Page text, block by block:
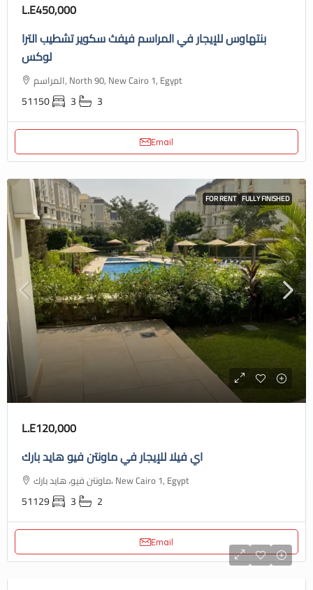
L.E450,000
بنتهاوس للإيجار في المراسم فيفث سكوير تشطيب الترا
لوكس
المراسم, North 90, New Cairo 1, Egypt
51150 3 3
Email
FOR RENT FULLY FINISHED
L.E120,000
اي فيلا للإيجار في ماونتن فيو هايد بارك
ماونتن فيو، هايد بارك، New Cairo 1, Egypt
51129 3 2
Email